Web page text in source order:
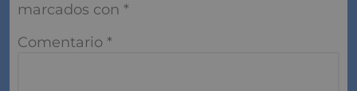
marcados con *
Comentario *